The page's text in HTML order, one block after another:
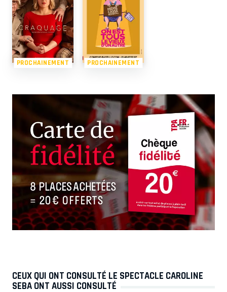
PROCHAINEMENT PROCHAINEMENT
CEUX QUI ONT CONSULTÉ LE SPECTACLE CAROLINE
SEBA ONT AUSSI CONSULTÉ